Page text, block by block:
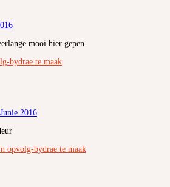
mooi hier gepen.
bydrae te maak
2016
opvolg-bydrae te maak